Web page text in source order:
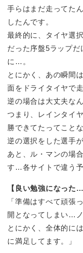
手らはまだ走ってた
したんです。
最終的に、タイヤ選
だった序盤5ラップ
に…。
とにかく、あの瞬間
面をドライタイヤで
逆の場合は大丈夫なん
つまり、レインタイ
勝できてたってこと
逆の選択をした選手
あと、ル・マンの場
す…各サイトで違う
【良い勉強になった…
「準備はすべて頑張
開となってしまい…
とにかく、全体的に
に満足してます。」